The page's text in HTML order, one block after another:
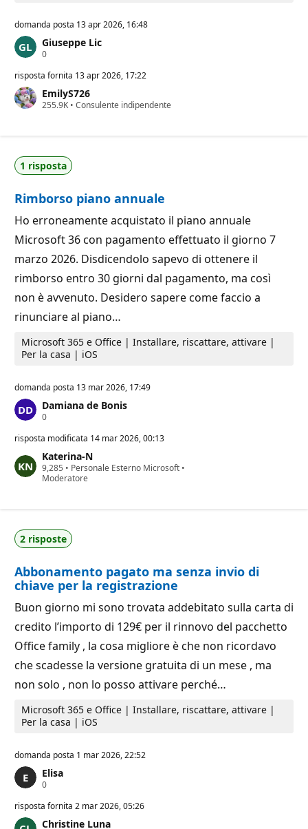
domanda posta 13 apr 2026, 16:48
Giuseppe Lic
0P
n
i
d
u
t
a
i
n
risposta fornita 13 apr 2026, 17:22
EmilyS726
255.9K P
i
p
t
a
z
o
e
• Consulente indipendente
1 risposta
Rimborso piano annuale
Ho erroneamente acquistato il piano annuale
Microsoft 36 con pagamento effettuato il giorno 7
marzo 2026. Disdicendolo sapevo di ottenere il
rimborso entro 30 giorni dal pagamento, ma così
non è avvenuto. Desidero sapere come faccio a
rinunciare al piano…
Microsoft 365 e Office | Installare, riscattare, attivare |
Per la casa | iOS
domanda posta 13 mar 2026, 17:49
Damiana de Bonis
0P
n
i
d
i
t
a
z
o
n
e
risposta modificata 14 mar 2026, 00:13
Katerina-N
9,285 P
u
i
r
e
u
t
a
o
n
e
• Personale Esterno Microsoft •
Moderatore
2 risposte
Abbonamento pagato ma senza invio di
chiave per la registrazione
Buon giorno mi sono trovata addebitato sulla carta di
credito l’importo di 129€ per il rinnovo del pacchetto
Office family , la cosa migliore è che non ricordavo
che scadesse la versione gratuita di un mese , ma
non solo , non lo posso attivare perché…
Microsoft 365 e Office | Installare, riscattare, attivare |
Per la casa | iOS
domanda posta 1 mar 2026, 22:52
Elisa
0P
n
i
risposta fornita 2 mar 2026, 05:26
Christine Luna